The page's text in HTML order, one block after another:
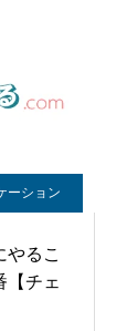
ーション
やるこ
【チェ